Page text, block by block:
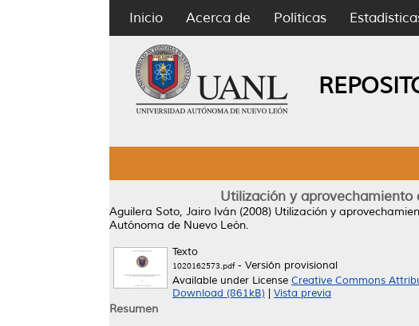
Inicio Acerca de Políticas
Utilización y
Aguilera Soto, Jairo Iván (2008) Utilización y
Autónoma de Nuevo León.
Texto
1020162573.pdf- Versión provisional
Available under License Creative Commons
Download (861kB)
Vista previa
Resumen